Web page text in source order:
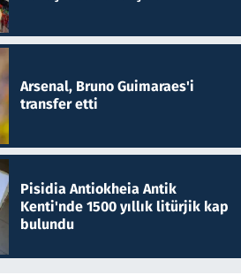
Arsenal, Bruno Guimaraes'i
transfer etti
Pisidia Antiokheia Antik
Kenti'nde 1500 yıllık litürjik kap
bulundu